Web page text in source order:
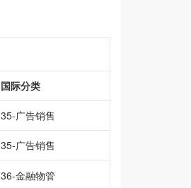
国际分类
35-广告销售
35-广告销售
36-金融物管